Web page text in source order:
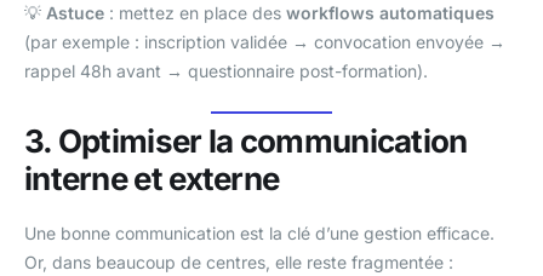
💡 Astuce : mettez en place des workflows automatiques
(par exemple : inscription validée → convocation envoyée →
rappel 48h avant → questionnaire post-formation).
3. Optimiser la communication
interne et externe
Une bonne communication est la clé d’une gestion efficace.
Or, dans beaucoup de centres, elle reste fragmentée :